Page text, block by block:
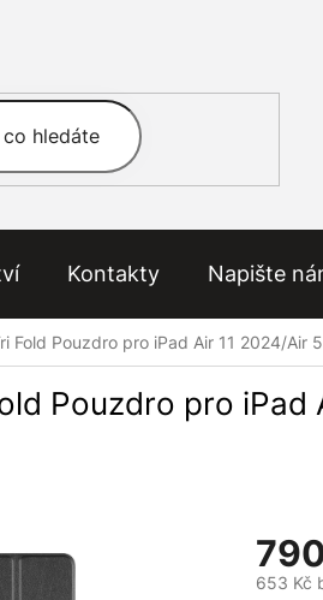
Kontakty Napište
Fold Pouzdro pro iPad Air 11 2024/Air
Pouzdro pro
653 Kč